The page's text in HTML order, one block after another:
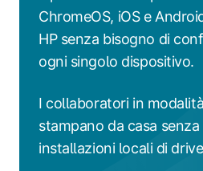
ChromeOS, iOS e
HP senza bisogno di
ogni singolo dispositivo.
I collaboratori in
stampano da casa
installazioni locali di